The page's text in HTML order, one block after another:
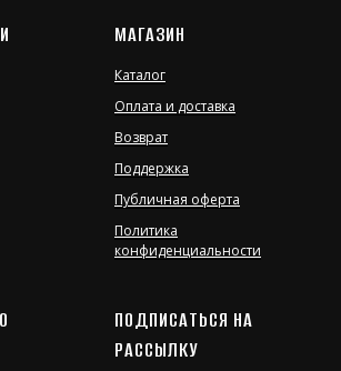
МАГАЗИН
Каталог
Оплата и доставка
Возврат
Поддержка
Публичная оферта
Политика
конфиденциальности
ПОДПИСАТЬСЯ НА
РАССЫЛКУ